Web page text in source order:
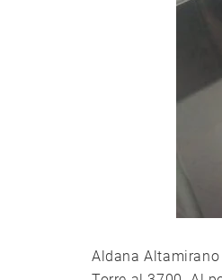
Aldana